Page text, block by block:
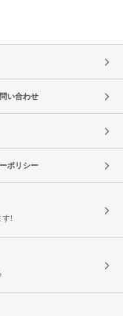
い合わせ
ポリシー
す!